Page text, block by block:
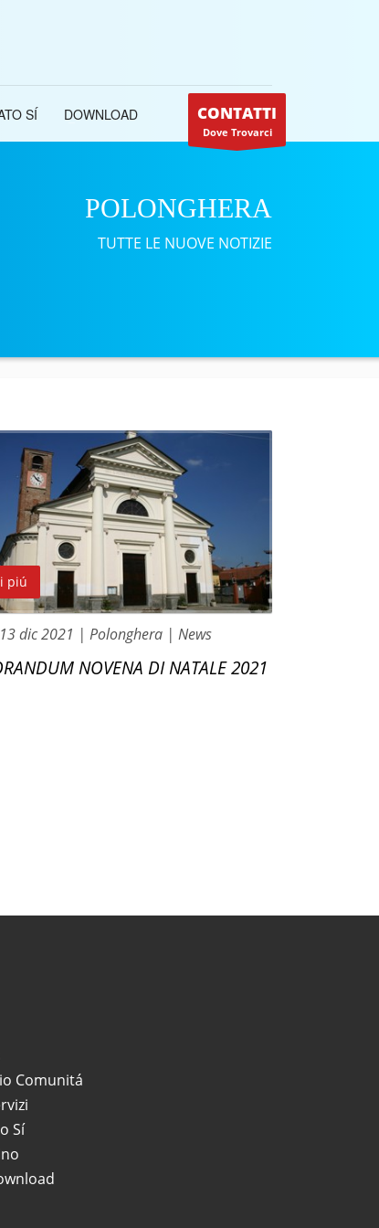
SÍ DOWNLOAD CONTATTI
Dove Trovarci
POLONGHERA
TUTTE LE NUOVE NOTIZIE
piú
dic 2021 | Polonghera | News
NOVENA DI NATALE 2021
Comunitá
Sí